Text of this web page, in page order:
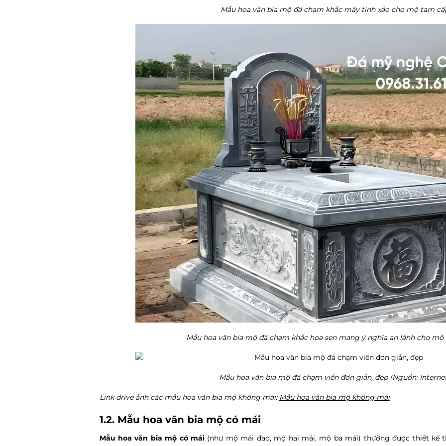
Mẫu hoa văn bia mộ đá chạm khắc mây tinh xảo cho mộ tam
Mẫu hoa văn bia mộ đá chạm khắc hoa sen mang ý nghĩa an lành cho
Mẫu hoa văn bia mộ đá chạm viền đơn giản, đẹp(Nguồn:
Link drive ảnh các mẫu hoa văn bia mộ không mái: Mẫu hoa văn bia mộ không mái
1.2. Mẫu hoa văn bia mộ có mái
Mẫu hoa văn bia mộ có mái (như mộ mái đao, mộ hai mái, mộ ba mái) thường được thiết kế